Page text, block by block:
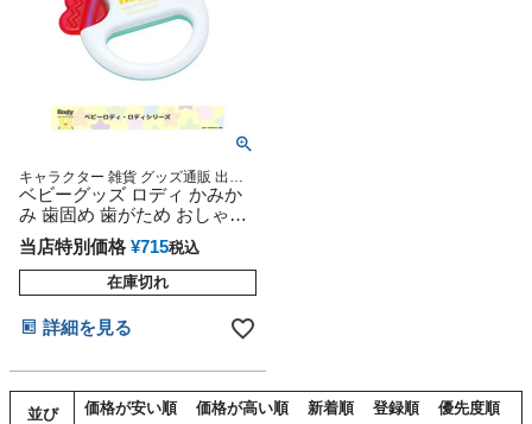
キャラクター 雑貨 グッズ通販 出産
記念 出産祝い 小物 出産記念
ベビーグッズ ロディ かみか
み 歯固め 歯がため おしゃぶ
り 音が鳴る おもちゃ オモチ
ャ
当店特別価格 ¥715税込
在庫切れ
詳細を見る
並び
価格が安い順 価格が高い順 新着順 登録順
優先度順